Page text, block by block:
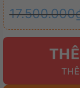
17.500.000
Giá
gốc
Giá
hiện